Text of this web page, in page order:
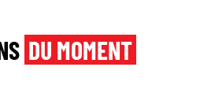
DU MOMENT